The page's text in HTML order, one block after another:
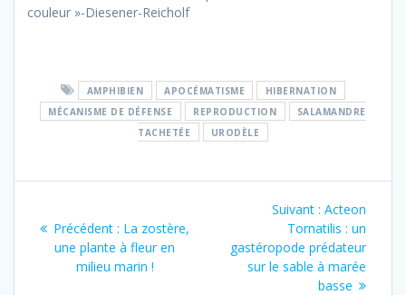
couleur »-Diesener-Reicholf
AMPHIBIEN APOCÉMATISME
HIBERNATION
MÉCANISME DE DÉFENSE
REPRODUCTION
SALAMANDRE
TACHETÉE
URODÈLE
de
l’article
Précédent : Article
précédent
:
La zostère,
une plante à fleur en
milieu marin !
Suivant : Article
suivant
:
Acteon
Tornatilis : un
gastéropode prédateur
sur le sable à marée
basse